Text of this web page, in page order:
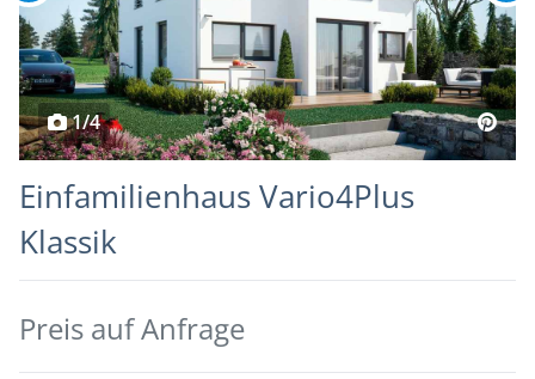
1/4
Einfamilienhaus Vario4Plus
Klassik
Preis auf Anfrage